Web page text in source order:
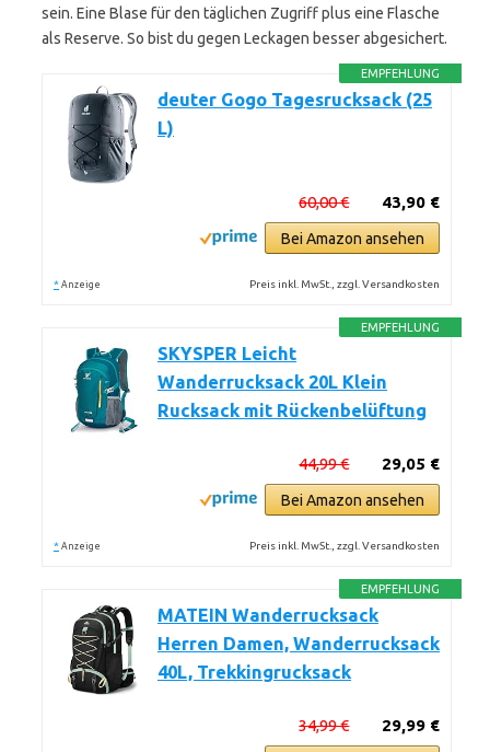
sein. Eine Blase für den täglichen Zugriff plus eine Flasche
als Reserve. So bist du gegen Leckagen besser abgesichert.
EMPFEHLUNG
deuter Gogo Tagesrucksack (25
L)
43,90 €
60,00 €
Bei Amazon ansehen
* Anzeige Preis inkl. MwSt., zzgl. Versandkosten
EMPFEHLUNG
SKYSPER Leicht
Wanderrucksack 20L Klein
Rucksack mit Rückenbelüftung
29,05 €
44,99 €
Bei Amazon ansehen
* Anzeige Preis inkl. MwSt., zzgl. Versandkosten
EMPFEHLUNG
MATEIN Wanderrucksack
Herren Damen, Wanderrucksack
40L, Trekkingrucksack
29,99 €
34,99 €